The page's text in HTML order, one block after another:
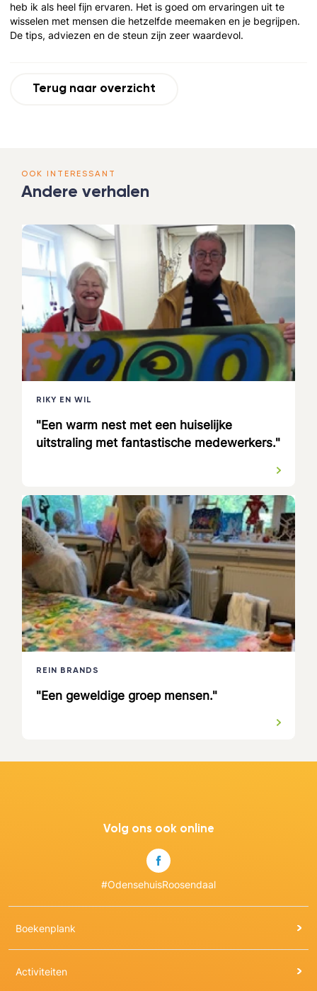
heb ik als heel fijn ervaren. Het is goed om ervaringen uit te
wisselen met mensen die hetzelfde meemaken en je begrijpen.
De tips, adviezen en de steun zijn zeer waardevol.
Terug naar overzicht
OOK INTERESSANT
Andere verhalen
RIKY EN WIL
"Een warm nest met een huiselijke
uitstraling met fantastische medewerkers."
REIN BRANDS
"Een geweldige groep mensen."
Activiteiten
Boekenplank
Volg ons ook online
#OdensehuisRoosendaal